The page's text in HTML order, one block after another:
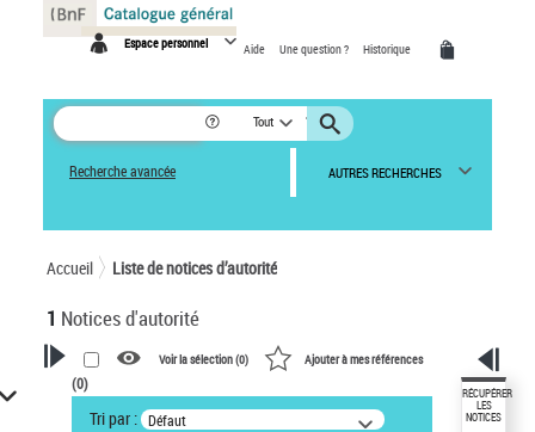
Espace personnel Aide Une question ? Historique
Tout
Recherche avancée AUTRES RECHERCHES
Accueil Liste de notices d’autorité
1 Notices d'autorité
VOTRE RECHERCHE
Voir la sélection (0) Ajouter à mes références
(0)
Tri par : Défaut
RÉCUPÉRER
LES
NOTICES
Panneau de gestion des cookies